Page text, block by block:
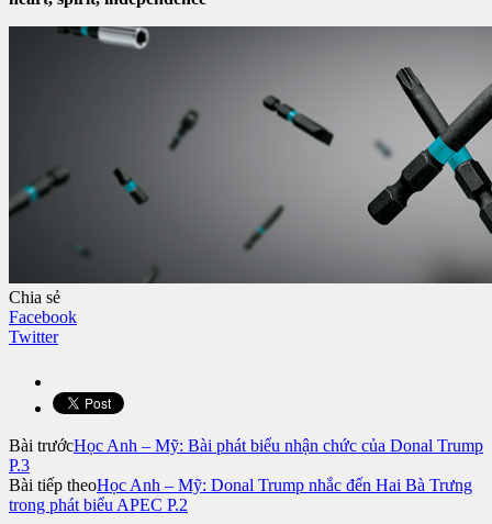
Chia sẻ
Facebook
Twitter
Bài trướcHọc Anh – Mỹ: Bài phát biểu nhận chức của Donal Trump
P.3
Bài tiếp theoHọc Anh – Mỹ: Donal Trump nhắc đến Hai Bà Trưng
trong phát biểu APEC P.2